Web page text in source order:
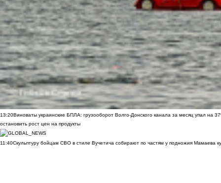
13:20Виноваты украинские БПЛА: грузооборот Волго-Донского канала за месяц упал на
остановить рост цен на продукты
11:40Скульптуру бойцам СВО в стиле Вучетича собирают по частям у подножия Мамаева